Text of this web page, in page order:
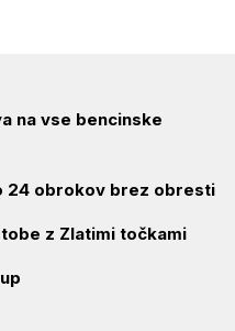
na vse bencinske
24 obrokov brez obresti
z Zlatimi točkami